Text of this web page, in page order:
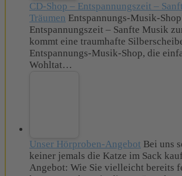
CD-Shop – Entspannungszeit –
Träumen Entspannungs-Musik-
Entspannungszeit – Sanfte Musik
kommt eine traumhafte
Entspannungs-Musik-Shop, die
Wohltat…
Unser Hörproben-Angebot Bei uns
keiner jemals die Katze im Sack
Angebot: Wie Sie vielleicht bereits